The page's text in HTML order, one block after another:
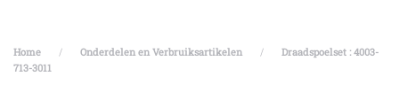
Home Onderdelen en Verbruiksartikelen
Draadspoelset : 4003-
713-3011